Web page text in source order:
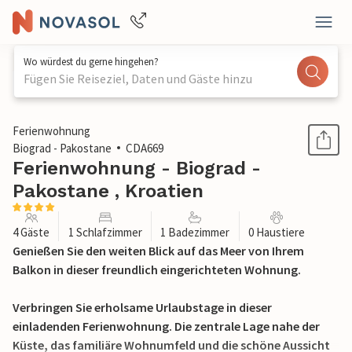
Wo würdest du gerne hingehen?
Fügen Sie Reiseziel, Daten und Gäste hinzu
1 / 26
Ferienwohnung
Biograd - Pakostane
CDA669
Ferienwohnung - Biograd -
Pakostane , Kroatien
4 Gäste 1 Schlafzimmer 1 Badezimmer 0 Haustiere
Genießen Sie den weiten Blick auf das Meer von Ihrem
Balkon in dieser freundlich eingerichteten Wohnung.
Verbringen Sie erholsame Urlaubstage in dieser
einladenden Ferienwohnung. Die zentrale Lage nahe der
Küste, das familiäre Wohnumfeld und die schöne Aussicht